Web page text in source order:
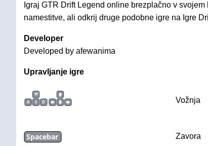
Igraj GTR Drift Legend online brezplačno v
namestitve, ali odkrij druge podobne igre na Igre
Developer
Developed by afewanima
Upravljanje igre
W
A
S D Vožnja
Spacebar Zavora